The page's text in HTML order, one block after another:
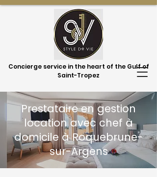
Concierge service in the heart of the Gulf of
Saint-Tropez
Prestataire en gestion
location avec chef à
domicile à Roquebrune-
sur-Argens